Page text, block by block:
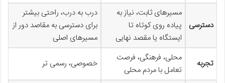
دسترسی
مسیرهای ثابت، نیاز به
پیاده روی کوتاه تا
ایستگاه یا مقصد نهایی
درب به درب، راحتی بیشتر
برای دسترسی به مقاصد دور از
مسیرهای اصلی
تجربه
محلی، فرهنگی، فرصت
تعامل با مردم محلی
خصوصی، رسمی تر